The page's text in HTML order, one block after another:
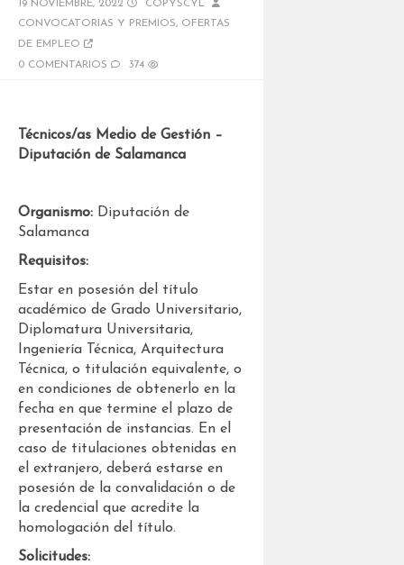
19 NOVIEMBRE, 2022
COPYSCYL
CONVOCATORIAS Y PREMIOS, OFERTAS
DE EMPLEO
0 COMENTARIOS
374
Técnicos/as Medio de Gestión –
Diputación de Salamanca
Organismo: Diputación de
Salamanca
Requisitos:
Estar en posesión del título
académico de Grado Universitario,
Diplomatura Universitaria,
Ingeniería Técnica, Arquitectura
Técnica, o titulación equivalente, o
en condiciones de obtenerlo en la
fecha en que termine el plazo de
presentación de instancias. En el
caso de titulaciones obtenidas en
el extranjero, deberá estarse en
posesión de la convalidación o de
la credencial que acredite la
homologación del título.
Solicitudes: